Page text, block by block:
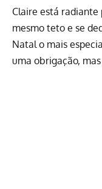
Claire está
mesmo teto e se
Natal o mais
uma obrigação,